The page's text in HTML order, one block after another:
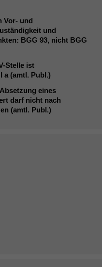
Vor- und
und
BGG 93, nicht BGG
Stelle ist
a (amtl. Publ.)
eines
darf nicht nach
(amtl. Publ.)
Diese
Cookies sind
nicht
braucht sie,
damit die
korrekt
angezeigt
werden kann.